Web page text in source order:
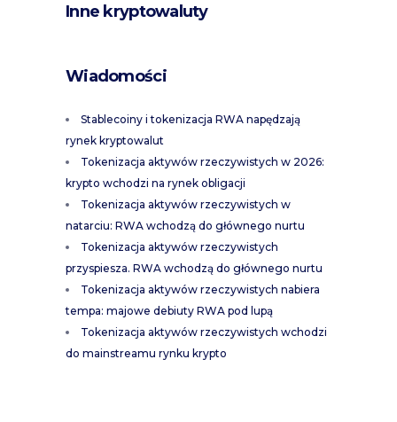
Inne kryptowaluty
Wiadomości
Stablecoiny i tokenizacja RWA napędzają
rynek kryptowalut
Tokenizacja aktywów rzeczywistych w 2026:
krypto wchodzi na rynek obligacji
Tokenizacja aktywów rzeczywistych w
natarciu: RWA wchodzą do głównego nurtu
Tokenizacja aktywów rzeczywistych
przyspiesza. RWA wchodzą do głównego nurtu
Tokenizacja aktywów rzeczywistych nabiera
tempa: majowe debiuty RWA pod lupą
Tokenizacja aktywów rzeczywistych wchodzi
do mainstreamu rynku krypto